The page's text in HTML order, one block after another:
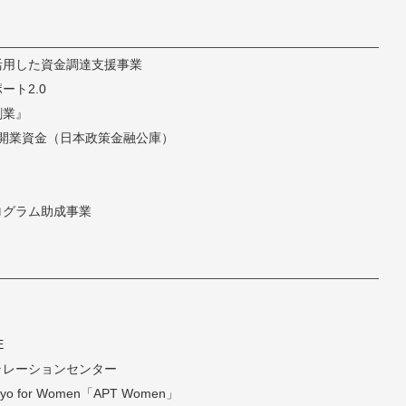
した資金調達支援事業
ト2.0
』
資金（日本政策金融公庫）
ラム助成事業
ーションセンター
for Women「APT Women」